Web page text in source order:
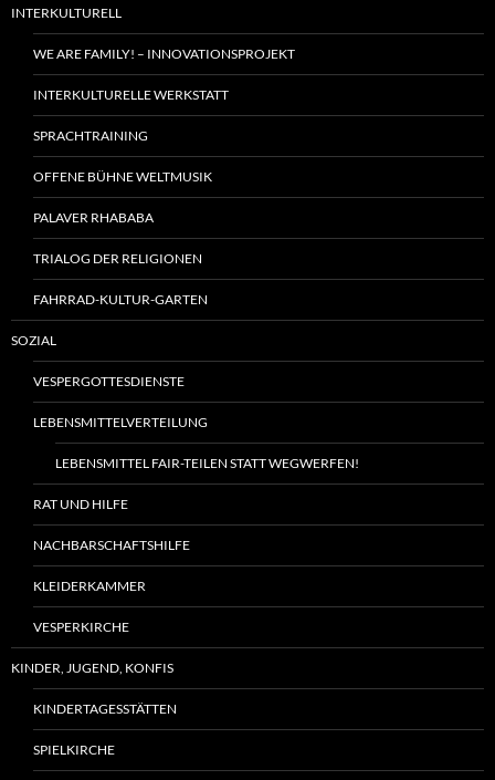
INTERKULTURELL
WE ARE FAMILY! – INNOVATIONSPROJEKT
INTERKULTURELLE WERKSTATT
SPRACHTRAINING
OFFENE BÜHNE WELTMUSIK
PALAVER RHABABA
TRIALOG DER RELIGIONEN
FAHRRAD-KULTUR-GARTEN
SOZIAL
VESPERGOTTESDIENSTE
LEBENSMITTELVERTEILUNG
LEBENSMITTEL FAIR-TEILEN STATT WEGWERFEN!
RAT UND HILFE
NACHBARSCHAFTSHILFE
KLEIDERKAMMER
VESPERKIRCHE
KINDER, JUGEND, KONFIS
KINDERTAGESSTÄTTEN
SPIELKIRCHE